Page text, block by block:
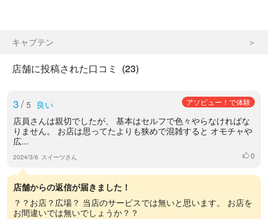
キャプテン
店舗に投稿された口コミ (23)
3/ 5 良い アソビュー！で体験
店員さんは親切でしたが、 基本はセルフで色々やらなければな
りません。 お店は思ってたよりも狭めで混雑すると オモチャや
広...
2024/3/6 スイーツさん いいね
0
店舗からの返信が届きました！
？？お店？広場？ 当店のサービスでは無いと思います。 お店を
お間違いでは無いでしょうか？？